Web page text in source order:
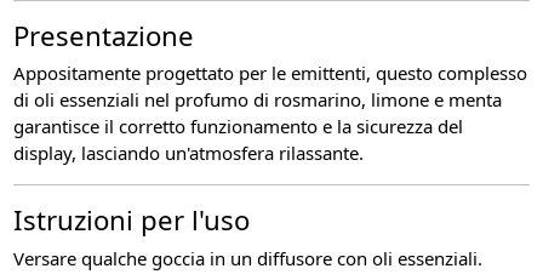
Presentazione
Appositamente progettato per le emittenti, questo complesso
di oli essenziali nel profumo di rosmarino, limone e menta
garantisce il corretto funzionamento e la sicurezza del
display, lasciando un'atmosfera rilassante.
Istruzioni per l'uso
Versare qualche goccia in un diffusore con oli essenziali.